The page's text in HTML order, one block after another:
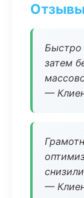
Быстро
затем
—
—